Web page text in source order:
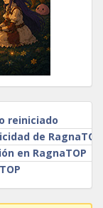
reiniciado
de RagnaTOP
en RagnaTOP